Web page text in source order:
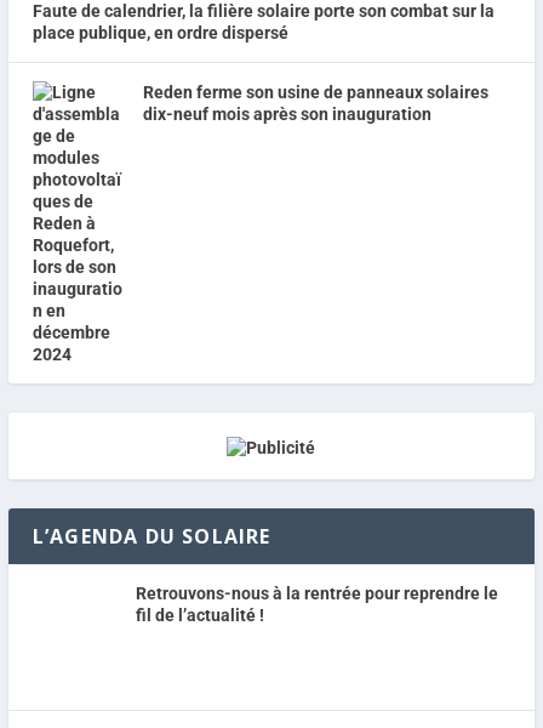
Faute de calendrier, la filière solaire porte son combat sur la
place publique, en ordre dispersé
Reden ferme son usine de panneaux solaires
dix-neuf mois après son inauguration
L’AGENDA DU SOLAIRE
Retrouvons-nous à la rentrée pour reprendre le
fil de l’actualité !